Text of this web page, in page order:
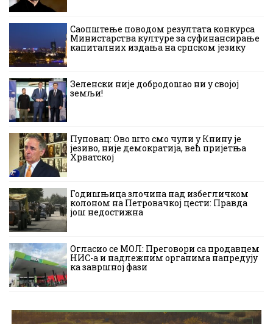
Саопштење поводом резултата конкурса
Министарства културе за суфинансирање
капиталних издања на српском језику
Зеленски није добродошао ни у својој
земљи!
Пуповац: Ово што смо чули у Книну је
језиво, није демократија, већ пријетња
Хрватској
Годишњица злочина над избегличком
колоном на Петровачкој цести: Правда
још недостижна
Огласио се МОЛ: Преговори са продавцем
НИС-а и надлежним органима напредују
ка завршној фази